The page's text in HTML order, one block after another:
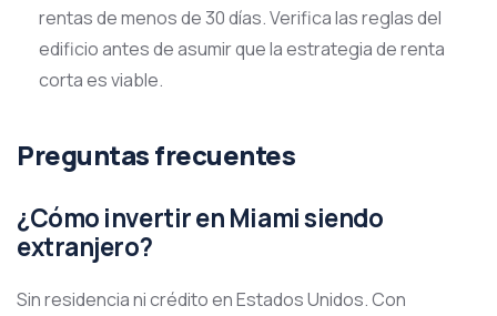
rentas de menos de 30 días. Verifica las reglas del
edificio antes de asumir que la estrategia de renta
corta es viable.
Preguntas frecuentes
¿Cómo invertir en Miami siendo
extranjero?
Sin residencia ni crédito en Estados Unidos. Con